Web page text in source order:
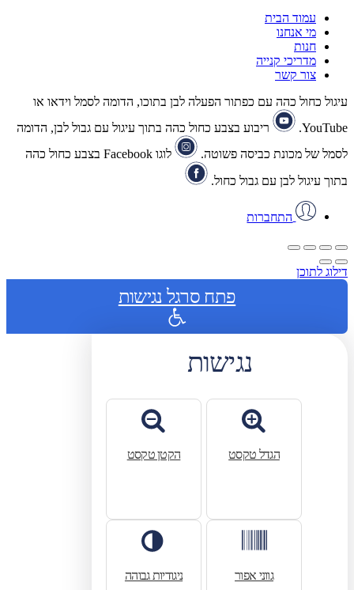
עמוד הבית
מי אנחנו
חנות
מדריכי קנייה
צור קשר
עיגול כחול כהה עם כפתור הפעלה לבן בתוכו, הדומה לסמל וידאו או
YouTube.
ריבוע בצבע כחול כהה בתוך עיגול עם גבול לבן, הדומה
לסמל של מכונת כביסה פשוטה.
לוגו Facebook בצבע כחול כהה
בתוך עיגול לבן עם גבול כחול.
התחברות
דילוג לתוכן
פתח סרגל נגישות
נגישות
הגדל טקסט הקטן טקסט
גווני אפור ניגודיות גבוהה